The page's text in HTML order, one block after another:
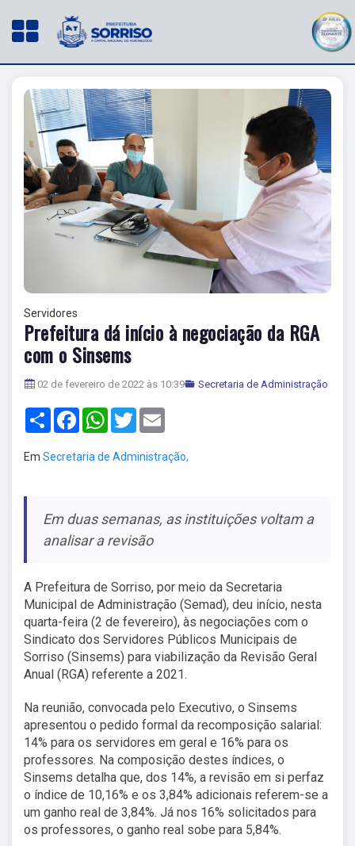
Servidores
Prefeitura dá início à negociação da RGA
com o Sinsems
02 de fevereiro de 2022 às 10:39 Secretaria de Administração
Share FacebookWhatsApp
Twitter
Em Secretaria de Administração,
Em duas semanas, as instituições voltam a
analisar a revisão
A Prefeitura de Sorriso, por meio da Secretaria
Municipal de Administração (Semad), deu início, nesta
quarta-feira (2 de fevereiro), às negociações com o
Sindicato dos Servidores Públicos Municipais de
Sorriso (Sinsems) para viabilização da Revisão Geral
Anual (RGA) referente a 2021.
Na reunião, convocada pelo Executivo, o Sinsems
apresentou o pedido formal da recomposição salarial:
14% para os servidores em geral e 16% para os
professores. Na composição destes índices, o
Sinsems detalha que, dos 14%, a revisão em si perfaz
o índice de 10,16% e os 3,84% adicionais referem-se a
um ganho real de 3,84%. Já nos 16% solicitados para
os professores, o ganho real sobe para 5,84%.